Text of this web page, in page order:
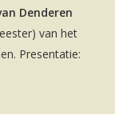
Denderen
van het
Presentatie: